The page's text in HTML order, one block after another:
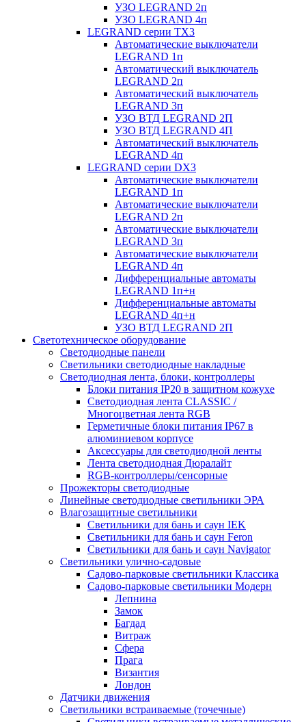
УЗО LEGRAND 2п
УЗО LEGRAND 4п
LEGRAND серии ТХ3
Автоматические выключатели
LEGRAND 1п
Автоматический выключатель
LEGRAND 2п
Автоматический выключатель
LEGRAND 3п
УЗО ВТД LEGRAND 2П
УЗО ВТД LEGRAND 4П
Автоматический выключатель
LEGRAND 4п
LEGRAND серии DХ3
Автоматические выключатели
LEGRAND 1п
Автоматические выключатели
LEGRAND 2п
Автоматические выключатели
LEGRAND 3п
Автоматические выключатели
LEGRAND 4п
Дифференциальные автоматы
LEGRAND 1п+н
Дифференциальные автоматы
LEGRAND 4п+н
УЗО ВТД LEGRAND 2П
Светотехническое оборудование
Светодиодные панели
Светильники светодиодные накладные
Светодиодная лента, блоки, контроллеры
Блоки питания IP20 в защитном кожухе
Светодиодная лента CLASSIC /
Многоцветная лента RGB
Герметичные блоки питания IP67 в
алюминиевом корпусе
Аксессуары для светодиодной ленты
Лента светодиодная Дюралайт
RGB-контроллеры/сенсорные
Прожекторы светодиодные
Линейные светодиодные светильники ЭРА
Влагозащитные светильники
Cветильники для бань и саун IEK
Cветильники для бань и саун Feron
Cветильники для бань и саун Navigator
Светильники улично-садовые
Садово-парковые светильники Классика
Садово-парковые светильники Модерн
Лепнина
Замок
Багдад
Витраж
Сфера
Прага
Византия
Лондон
Датчики движения
Светильники встраиваемые (точечные)